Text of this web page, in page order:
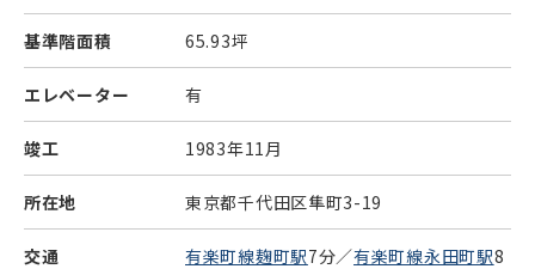
基準階面積 65.93坪
エレベーター 有
竣工 1983年11月
所在地 東京都千代田区隼町3-19
交通 有楽町線麹町駅7分／有楽町線永田町駅8